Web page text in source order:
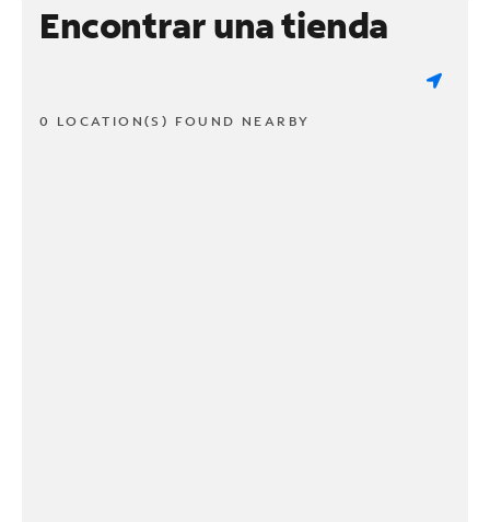
Encontrar una tienda
0 LOCATION(S) FOUND NEARBY